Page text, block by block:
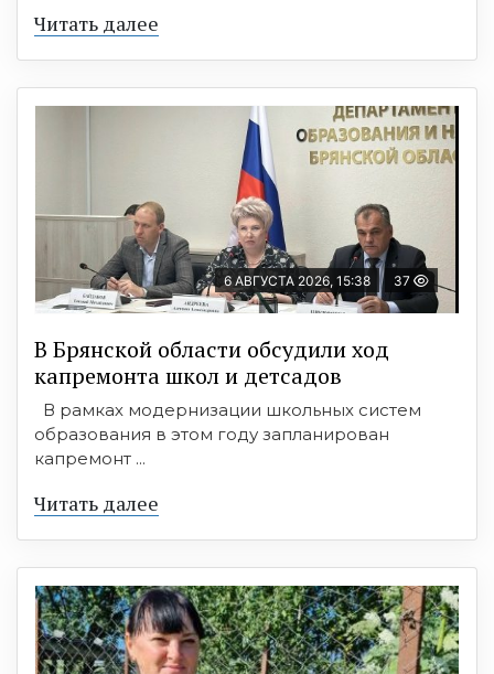
Читать далее
6 АВГУСТА 2026, 15:38 37
В Брянской области обсудили ход
капремонта школ и детсадов
В рамках модернизации школьных систем
образования в этом году запланирован
капремонт ...
Читать далее